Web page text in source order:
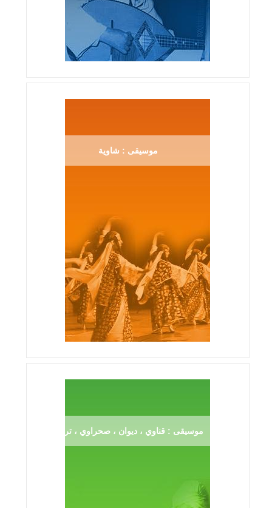
موسيقى : شاوية
موسيقى : قناوي ، ديوان ، صحراوي ، ترڨية